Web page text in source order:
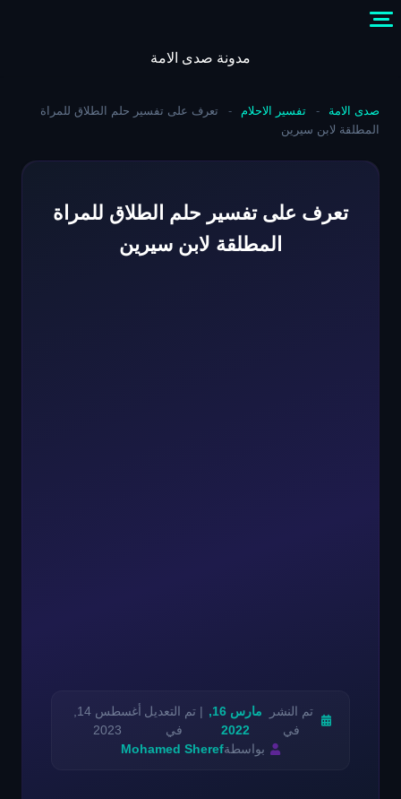
content
مدونة صدى الامة
صدى الامة - تفسير الاحلام -
تعرف على تفسير حلم الطلاق للمراة
المطلقة لابن سيرين
تعرف على تفسير حلم الطلاق للمراة
المطلقة لابن سيرين
تم النشر
في
مارس 16,
2022
| تم التعديل
في
أغسطس 14,
2023
بواسطةMohamed Sheref